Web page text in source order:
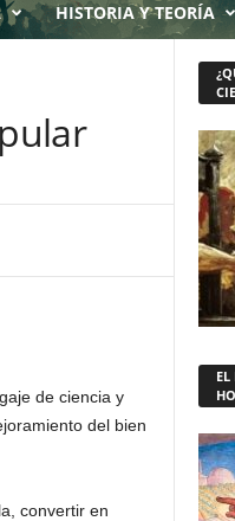
HISTORIA Y TEORÍA
de ciencia y
del bien
convertir en